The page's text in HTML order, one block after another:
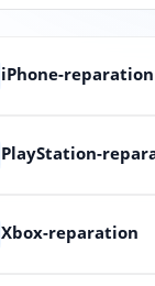
iPhone-reparation
PlayStation-
Xbox-reparation